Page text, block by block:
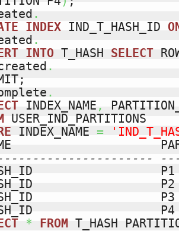
.
INDEX IND_T_HASH_ID
.
INTO T_HASH SELECT
.
.
INDEX_NAME ,
USER_IND_PARTITIONS
INDEX_NAME =
* FROM
T_HASH